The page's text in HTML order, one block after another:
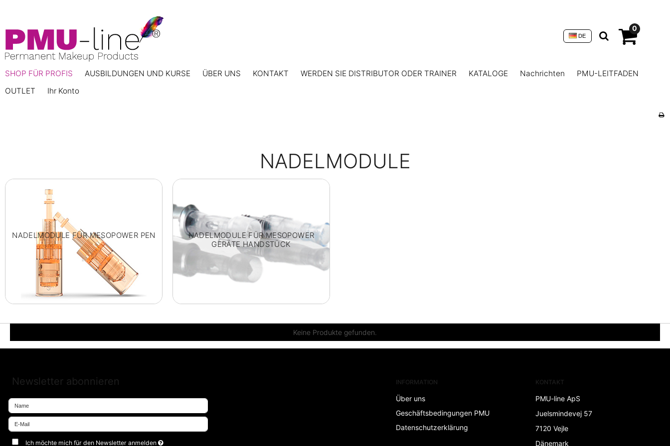
0
DE
SHOP FÜR PROFIS AUSBILDUNGEN UND KURSE ÜBER UNS KONTAKT WERDEN SIE DISTRIBUTOR ODER TRAINER KATALOGE Nachrichten
PMU-LEITFADEN
OUTLET
Ihr Konto
NADELMODULE
NADELMODULE FÜR MESOPOWER PEN
NADELMODULE FÜR MESOPOWER
GERÄTE HANDSTÜCK
Keine Produkte gefunden.
Newsletter abonnieren
Ich möchte mich für den Newsletter anmelden
INFORMATION
Über uns
Geschäftsbedingungen PMU
Datenschutzerklärung
KONTAKT
PMU-line ApS
Juelsmindevej 57
7120 Vejle
Dänemark